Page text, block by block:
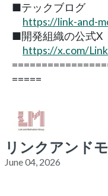
■テックブログ
https://link-and-
■開発組織の公式X
https://x.com/
=====
リンクアンド
June 04, 2026